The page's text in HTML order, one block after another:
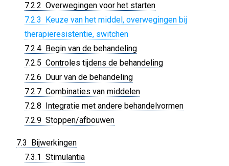
7.2.2 Overwegingen voor het starten
7.2.3 Keuze van het middel, overwegingen bij
therapieresistentie, switchen
7.2.4 Begin van de behandeling
7.2.5 Controles tijdens de behandeling
7.2.6 Duur van de behandeling
7.2.7 Combinaties van middelen
7.2.8 Integratie met andere behandelvormen
7.2.9 Stoppen/afbouwen
7.3 Bijwerkingen
7.3.1 Stimulantia